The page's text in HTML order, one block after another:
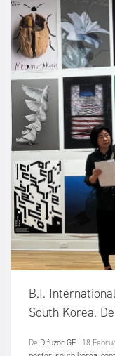
B.I.
South Korea.
De Difuzor GF 18